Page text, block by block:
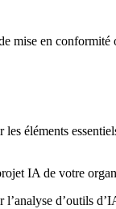
mise en
éléments
IA de votre
d’outils